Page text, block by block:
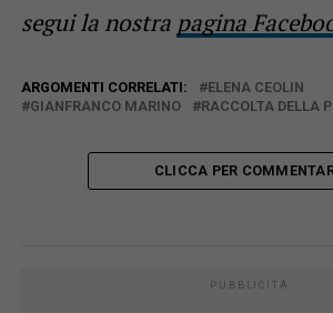
segui la nostra pagina
ARGOMENTI CORRELATI:
ELENA CEOLIN
GIANFRANCO MARINO
RACCOLTA DELLA
CLICCA PER
PUBBLICITÀ